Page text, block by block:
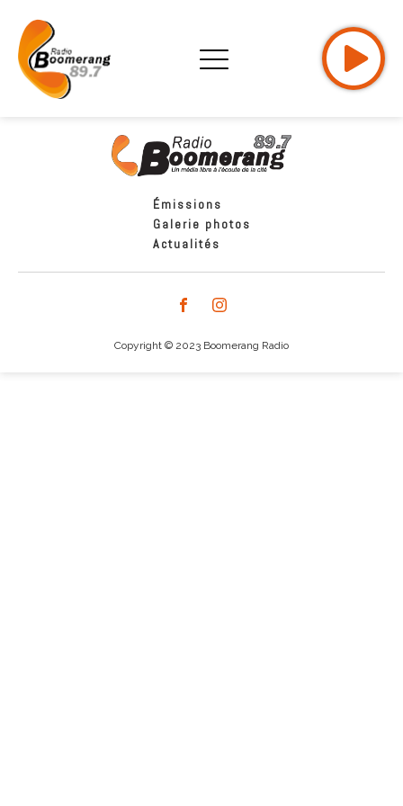
Émissions
Galerie photos
Actualités
Copyright © 2023 Boomerang Radio